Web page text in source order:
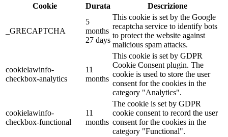
Cookie
Durata Descrizione
_GRECAPTCHA
5
months
27 days
This cookie is set by the Google
recaptcha service to identify bots
to protect the website against
malicious spam attacks.
cookielawinfo-
checkbox-analytics
11
months
This cookie is set by GDPR
Cookie Consent plugin. The
cookie is used to store the user
consent for the cookies in the
category "Analytics".
cookielawinfo-
checkbox-functional
11
months
The cookie is set by GDPR
cookie consent to record the user
consent for the cookies in the
category "Functional".